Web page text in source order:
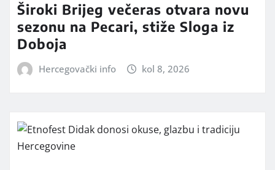
Široki Brijeg večeras otvara novu
sezonu na Pecari, stiže Sloga iz
Doboja
Hercegovački info kol 8, 2026